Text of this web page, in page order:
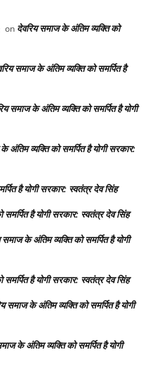
on देवरिय समाज के अंतिम व्यक्ति को
समाज के अंतिम व्यक्ति को समर्पित है
समाज के अंतिम व्यक्ति को समर्पित है योगी
अंतिम व्यक्ति को समर्पित है योगी सरकार:
है योगी सरकार: स्वतंत्र देव सिंह
है योगी सरकार: स्वतंत्र देव सिंह
समाज के अंतिम व्यक्ति को समर्पित है योगी
है योगी सरकार: स्वतंत्र देव सिंह
समाज के अंतिम व्यक्ति को समर्पित है योगी
के अंतिम व्यक्ति को समर्पित है योगी